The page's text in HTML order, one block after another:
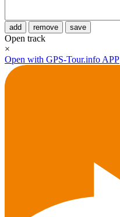
add remove save
Open track
×
Open with GPS-Tour.info APP